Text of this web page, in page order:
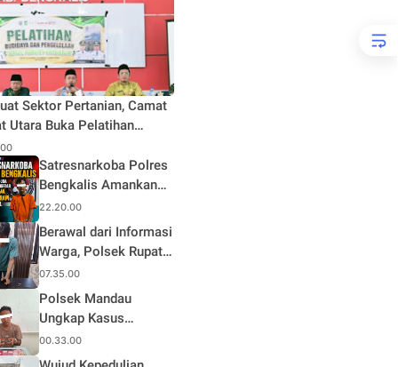
Sektor Pertanian, Camat
Utara Buka Pelatihan
dan Pengelolaan Hasil
Pertanian di Desa Teluk
Satresnarkoba Polres
Bengkalis Amankan
Terduga Pengedar
Sabu di Mandau, Sita
1,59 Gram Barang
Bukti
22.20.00
Berawal dari Informasi
Warga, Polsek Rupat
Ungkap Kasus Sabu
dan Amankan Seorang
Pria
07.35.00
Polsek Mandau
Ungkap Kasus
Narkotika, Seorang
Pria Diamankan
00.33.00